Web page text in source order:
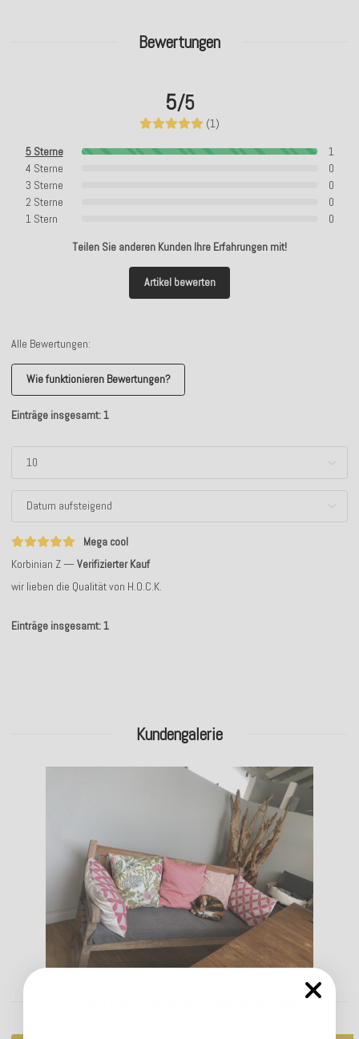
Bewertungen
5/5
(1)
5 Sterne
1
4 Sterne
0
3 Sterne
0
2 Sterne
0
1 Stern
0
Teilen Sie anderen Kunden Ihre Erfahrungen mit!
Artikel bewerten
Alle Bewertungen:
Wie funktionieren Bewertungen?
Einträge insgesamt: 1
Mega cool
Korbinian Z
Verifizierter Kauf
wir lieben die Qualität von H.O.C.K.
Einträge insgesamt: 1
Kundengalerie